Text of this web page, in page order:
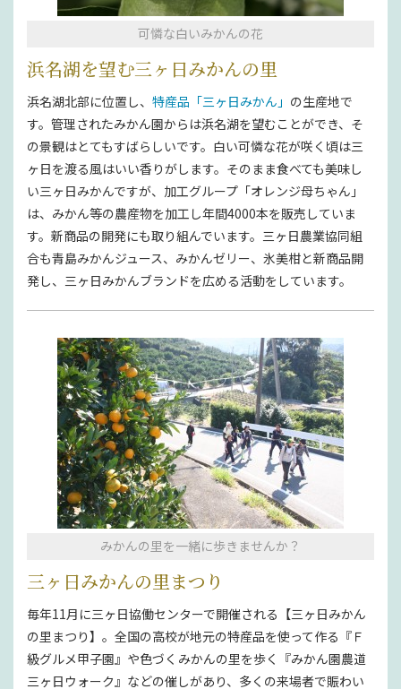
可憐な白いみかんの花
浜名湖を望む三ヶ日みかんの里
浜名湖北部に位置し、 特産品「三ヶ日みかん」 の生産地で
す。管理されたみかん園からは浜名湖を望むことができ、そ
の景観はとてもすばらしいです。白い可憐な花が咲く頃は三
ヶ日を渡る風はいい香りがします。そのまま食べても美味し
い三ヶ日みかんですが、加工グループ「オレンジ母ちゃん」
は、みかん等の農産物を加工し年間4000本を販売していま
す。新商品の開発にも取り組んでいます。三ヶ日農業協同組
合も青島みかんジュース、みかんゼリー、氷美柑と新商品開
発し、三ヶ日みかんブランドを広める活動をしています。
みかんの里を一緒に歩きませんか？
三ヶ日みかんの里まつり
毎年11月に三ヶ日協働センターで開催される【三ヶ日みかん
の里まつり】。全国の高校が地元の特産品を使って作る『Ｆ
級グルメ甲子園』や色づくみかんの里を歩く『みかん園農道
三ヶ日ウォーク』などの催しがあり、多くの来場者で賑わい